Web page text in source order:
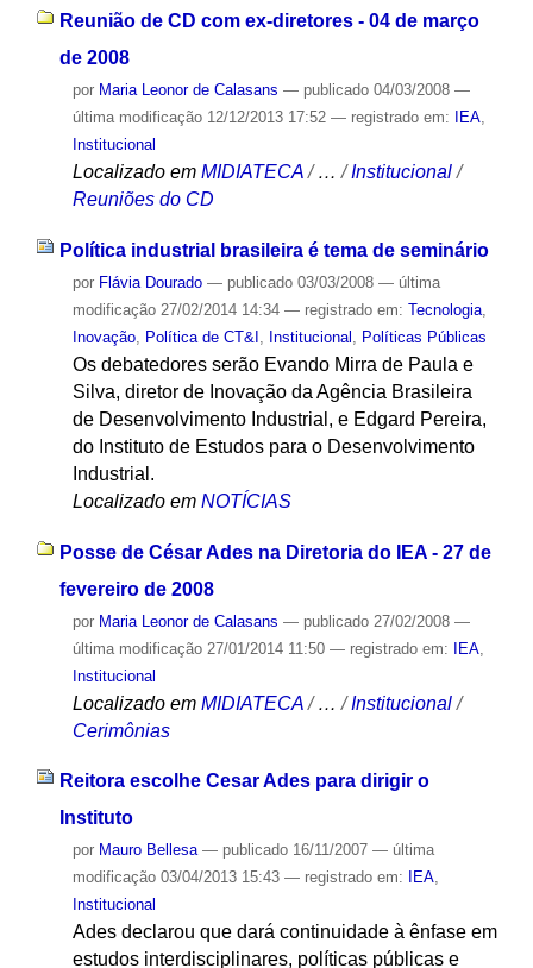
Reunião de CD com ex-diretores - 04 de março
de 2008
por Maria Leonor de Calasans — publicado04/03/2008 —
última modificação12/12/2013 17:52 — registrado em: IEA,
Institucional
Localizado em MIDIATECA /…/Institucional /
Reuniões do CD
Política industrial brasileira é tema de seminário
por Flávia Dourado — publicado03/03/2008 — última
modificação27/02/2014 14:34 — registrado em: Tecnologia,
Inovação, Política de CT&I Institucional Políticas Públicas
Os debatedores serão Evando Mirra de Paula e
Silva, diretor de Inovação da Agência Brasileira
de Desenvolvimento Industrial, e Edgard Pereira,
do Instituto de Estudos para o Desenvolvimento
Industrial.
Localizado em NOTÍCIAS
Posse de César Ades na Diretoria do IEA - 27 de
fevereiro de 2008
por Maria Leonor de Calasans — publicado27/02/2008 —
última modificação27/01/2014 11:50 — registrado em: IEA,
Institucional
Localizado em MIDIATECA /…/Institucional /
Cerimônias
Reitora escolhe Cesar Ades para dirigir o
Instituto
por Mauro Bellesa — publicado16/11/2007 — última
modificação03/04/2013 15:43 — registrado em: IEA,
Institucional
Ades declarou que dará continuidade à ênfase em
estudos interdisciplinares, políticas públicas e